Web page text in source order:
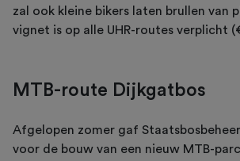
zal ook kleine bikers laten brullen van
vignet is op alle UHR-routes verplicht
MTB-route Dijkgatbos
Afgelopen zomer gaf
voor de bouw van een nieuw MTB-